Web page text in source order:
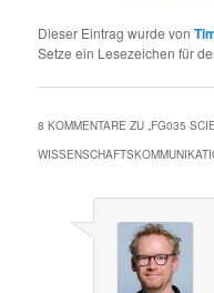
Dieser Eintrag wurde von
Setze ein Lesezeichen für
8 KOMMENTARE ZU „FG035